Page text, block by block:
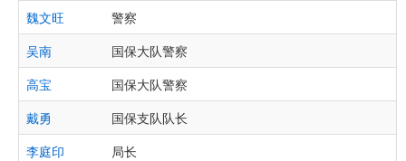
魏文旺
警察
吴南
国保大队警察
高宝
国保大队警察
戴勇
国保支队队长
李庭印
局长